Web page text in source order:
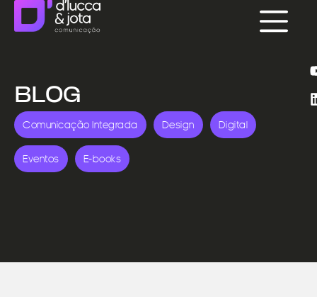
BLOG
Comunicação Integrada Design Digital
Eventos E-books